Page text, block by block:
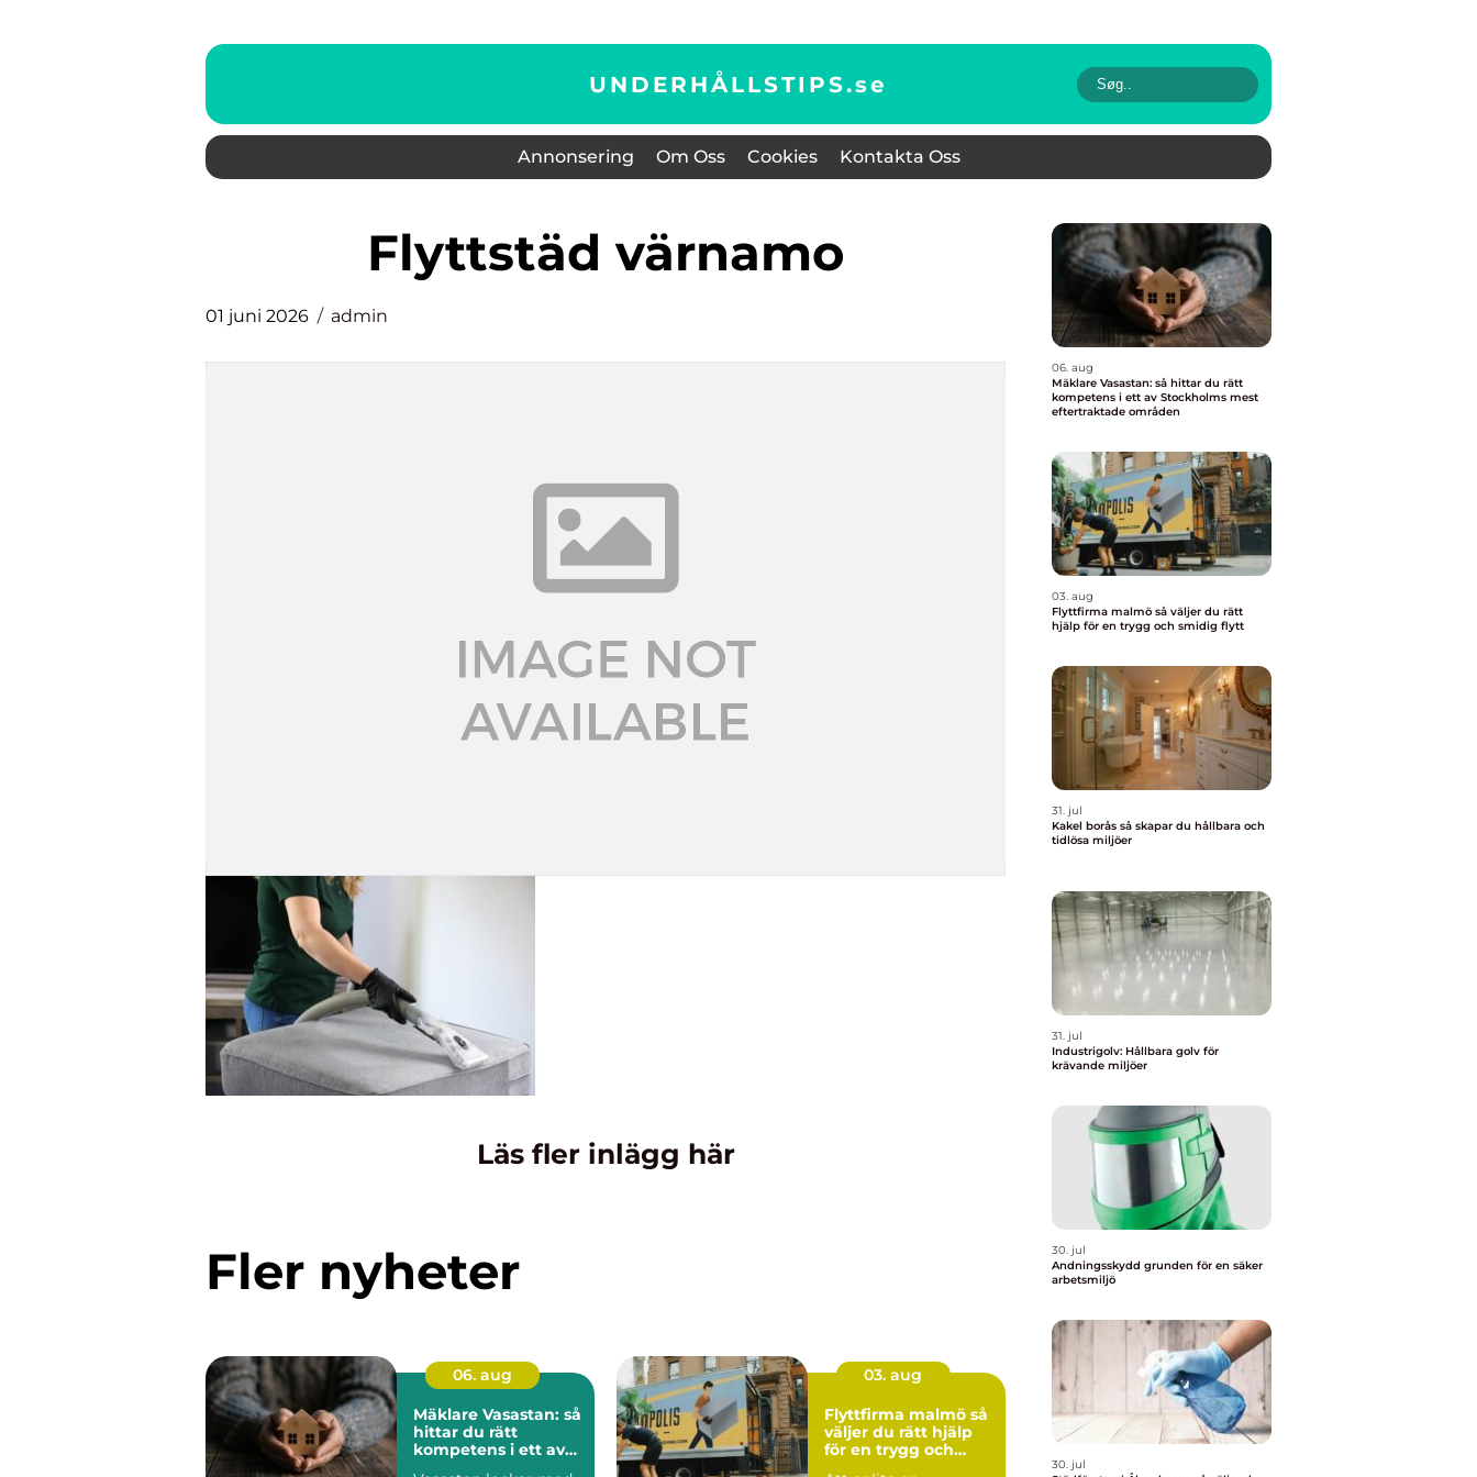
UNDERHÅLLSTIPS.se
Annonsering Om Oss Cookies Kontakta Oss
flyttstäd värnamo
01 juni 2026 admin
Läs fler inlägg här
Fler nyheter
06. aug
Mäklare Vasastan: så
hittar du rätt
kompetens i ett av
03. aug
Flyttfirma malmö så
väljer du rätt hjälp
för en trygg och
06. aug
Mäklare Vasastan: så hittar du rätt
kompetens i ett av Stockholms mest
eftertraktade områden
03. aug
Flyttfirma malmö så väljer du rätt
hjälp för en trygg och smidig flytt
31. jul
Kakel borås så skapar du hållbara och
tidlösa miljöer
31. jul
Industrigolv: Hållbara golv för
krävande miljöer
30. jul
Andningsskydd grunden för en säker
arbetsmiljö
30. jul